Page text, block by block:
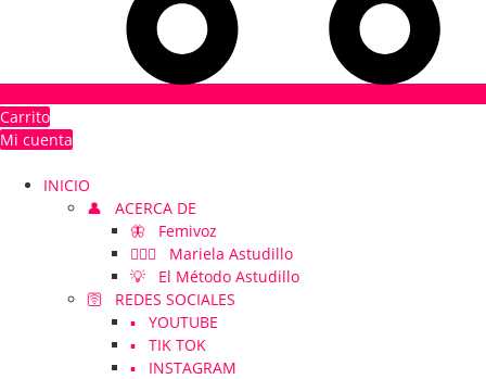
Carrito
Mi cuenta
INICIO
👤 ACERCA DE
🦋 Femivoz
👱🏻‍♀️ Mariela Astudillo
💡 El Método Astudillo
🛜 REDES SOCIALES
▪️ YOUTUBE
▪️ TIK TOK
▪️ INSTAGRAM